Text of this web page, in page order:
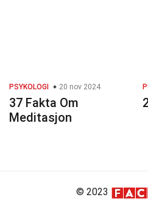
PSYKOLOGI 20 nov 2024
37 Fakta Om
Meditasjon
© 2023